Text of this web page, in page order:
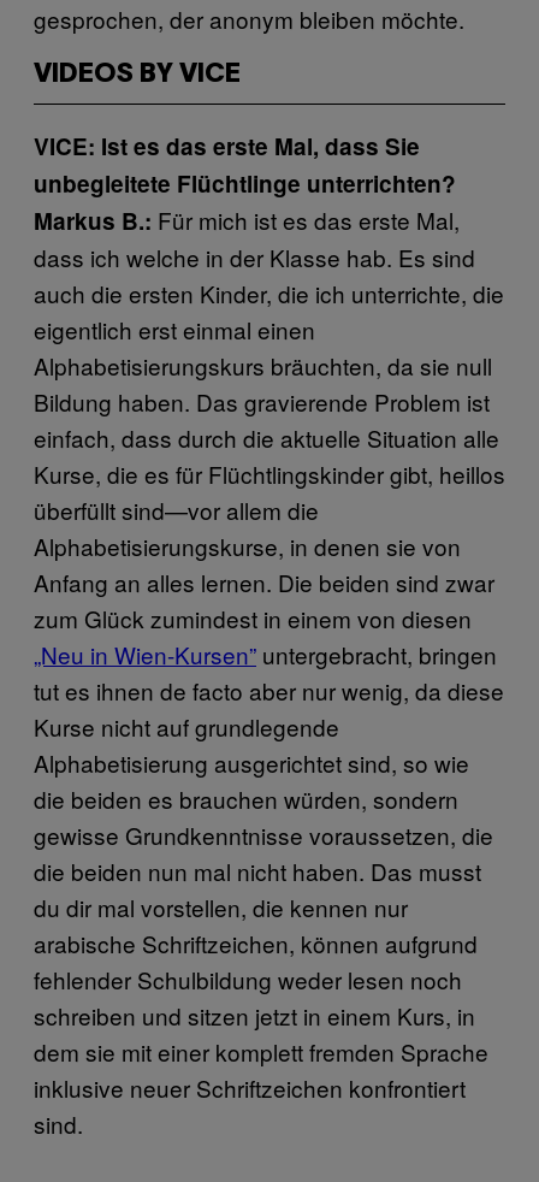
gesprochen, der anonym bleiben möchte.
VIDEOS BY VICE
VICE: Ist es das erste Mal, dass Sie
unbegleitete Flüchtlinge unterrichten?
Markus B.: Für mich ist es das erste Mal,
dass ich welche in der Klasse hab. Es sind
auch die ersten Kinder, die ich unterrichte, die
eigentlich erst einmal einen
Alphabetisierungskurs bräuchten, da sie null
Bildung haben. Das gravierende Problem ist
einfach, dass durch die aktuelle Situation alle
Kurse, die es für Flüchtlingskinder gibt, heillos
überfüllt sind—vor allem die
Alphabetisierungskurse, in denen sie von
Anfang an alles lernen. Die beiden sind zwar
zum Glück zumindest in einem von diesen
„Neu in Wien-Kursen” untergebracht, bringen
tut es ihnen de facto aber nur wenig, da diese
Kurse nicht auf grundlegende
Alphabetisierung ausgerichtet sind, so wie
die beiden es brauchen würden, sondern
gewisse Grundkenntnisse voraussetzen, die
die beiden nun mal nicht haben. Das musst
du dir mal vorstellen, die kennen nur
arabische Schriftzeichen, können aufgrund
fehlender Schulbildung weder lesen noch
schreiben und sitzen jetzt in einem Kurs, in
dem sie mit einer komplett fremden Sprache
inklusive neuer Schriftzeichen konfrontiert
sind.